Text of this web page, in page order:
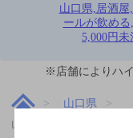
山口県,居酒
ールが飲め
5,000円
※店舗によりハ
山口県
山口県,居酒屋,ザ・プ